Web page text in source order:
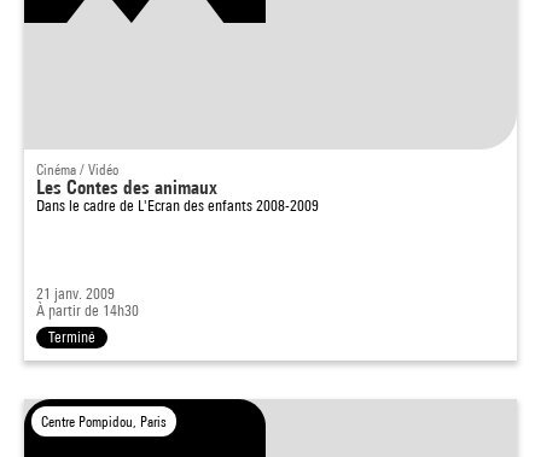
Cinéma / Vidéo
Les Contes des animaux
Dans le cadre de L'Ecran des enfants 2008-2009
21 janv. 2009
À partir de 14h30
Terminé
Centre Pompidou, Paris